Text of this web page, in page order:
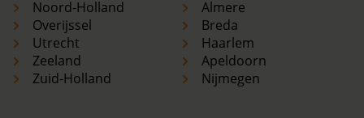
Noord-Holland
Overijssel
Utrecht
Zeeland
Zuid-Holland
Almere
Breda
Haarlem
Apeldoorn
Nijmegen